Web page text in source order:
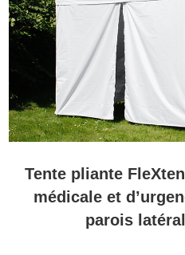
Tente pliante
médicale et
parois